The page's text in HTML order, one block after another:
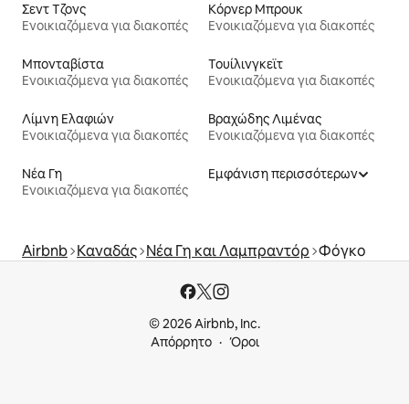
Σεντ Τζονς
Ενοικιαζόμενα για διακοπές
Κόρνερ Μπρουκ
Ενοικιαζόμενα για διακοπές
Μπονταβίστα
Ενοικιαζόμενα για διακοπές
Τουίλινγκεϊτ
Ενοικιαζόμενα για διακοπές
Λίμνη Ελαφιών
Ενοικιαζόμενα για διακοπές
Βραχώδης Λιμένας
Ενοικιαζόμενα για διακοπές
Νέα Γη
Ενοικιαζόμενα για διακοπές
Εμφάνιση περισσότερων
Airbnb Καναδάς Νέα Γη και Λαμπραντόρ Φόγκο
© 2026 Airbnb, Inc.
Απόρρητο
Όροι